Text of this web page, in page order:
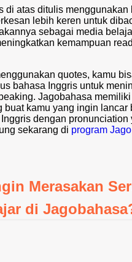
di atas ditulis menggunakan
lebih keren untuk
sebagai media
kemampuan
quotes, kamu
bahasa Inggris untuk
Jagobahasa
buat kamu yang ingin lancar
dengan pronunciation
sekarang di program Jago
Merasakan
di